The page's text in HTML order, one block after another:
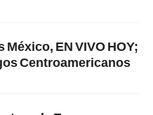
EN VIVO HOY;
Centroamericanos